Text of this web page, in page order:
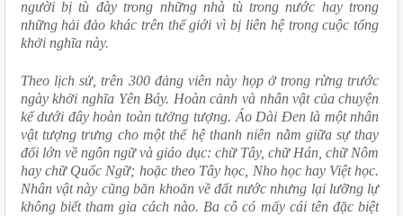
người bị tù đày trong những nhà tù trong nước hay trong
những hải đảo khác trên thế giới vì bị liên hệ trong cuộc tổng
khởi nghĩa này.
Theo lịch sử, trên 300 đảng viên này họp ở trong rừng trước
ngày khởi nghĩa Yên Báy. Hoàn cảnh và nhân vật của chuyện
kể dưới đây hoàn toàn tưởng tượng. Áo Dài Đen là một nhân
vật tượng trưng cho một thế hệ thanh niên nằm giữa sự thay
đổi lớn về ngôn ngữ và giáo dục: chữ Tây, chữ Hán, chữ Nôm
hay chữ Quốc Ngữ; hoặc theo Tây học, Nho học hay Việt học.
Nhân vật này cũng băn khoăn về đất nước nhưng lại lưỡng lự
không biết tham gia cách nào. Ba cô có mấy cái tên đặc biệt